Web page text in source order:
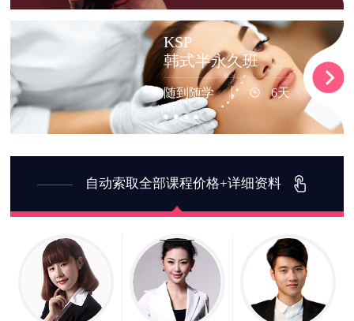
KSP
韩式半永久班
随到随学 6天
自动索取全部课程价格+详细资料